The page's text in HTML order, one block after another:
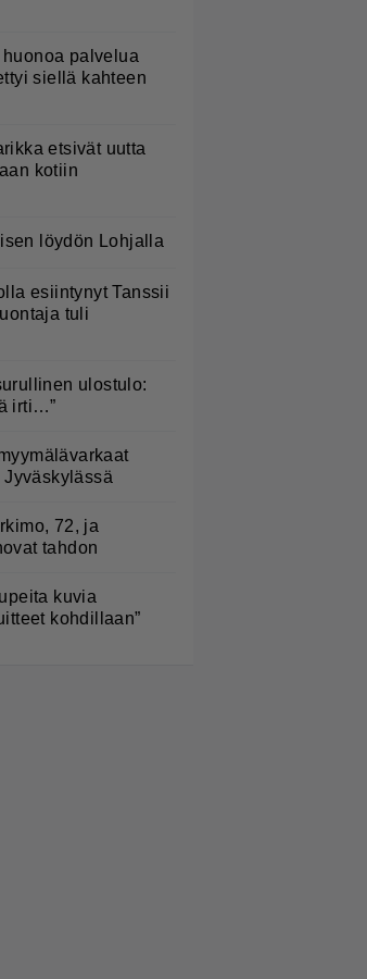
palvelua
siellä kahteen
etsivät uutta
kotiin
löydön Lohjalla
esiintynyt Tanssii
tuli
ulostulo:
irti…”
Jyväskylässä
72, ja
tahdon
kuvia
kohdillaan”